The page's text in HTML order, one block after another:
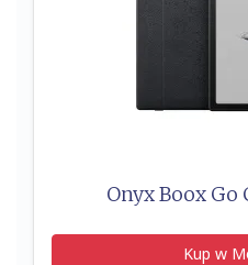
Onyx Boox Go
Kup w